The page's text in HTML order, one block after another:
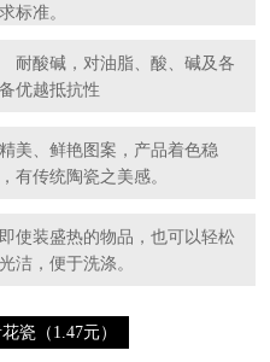
标准。
耐酸碱，对油脂、酸、碱及各
优越抵抗性
美、鲜艳图案，产品着色稳
有传统陶瓷之美感。
使装盛热的物品，也可以轻松
洁，便于洗涤。
瓷（1.47元）